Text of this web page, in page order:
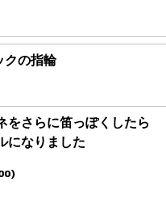
クの指輪
をさらに笛っぽくしたら
になりました